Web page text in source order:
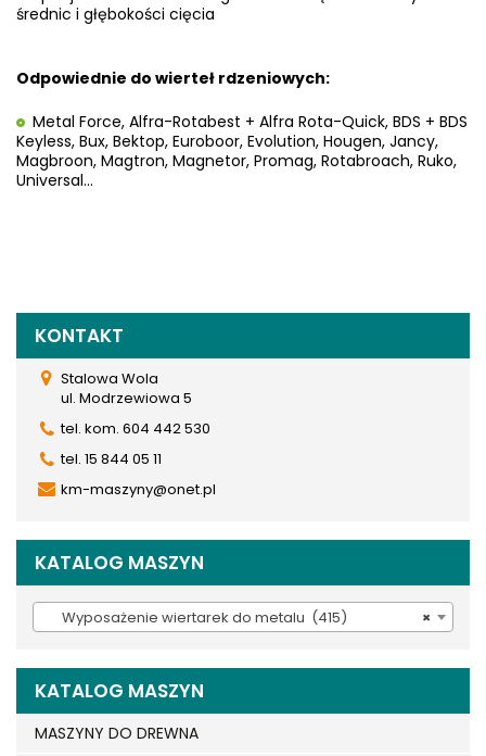
średnic i głębokości cięcia
Odpowiednie do wierteł rdzeniowych:
Metal Force, Alfra-Rotabest + Alfra Rota-Quick, BDS + BDS
Keyless, Bux, Bektop, Euroboor, Evolution, Hougen, Jancy,
Magbroon, Magtron, Magnetor, Promag, Rotabroach, Ruko,
Universal…
KONTAKT
Stalowa Wola
ul. Modrzewiowa 5
tel. kom. 604 442 530
tel. 15 844 05 11
km-maszyny@onet.pl
KATALOG MASZYN
×
Wyposażenie wiertarek do metalu (415)
KATALOG MASZYN
MASZYNY DO DREWNA